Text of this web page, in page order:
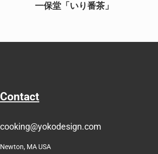
一保堂「いり番茶」
Contact
cooking@yokodesign.com
Newton, MA USA